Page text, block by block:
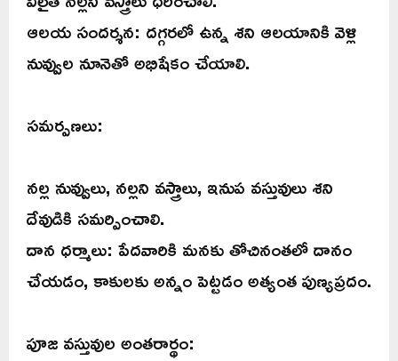
ఆలయ సందర్శన: దగ్గరలో ఉన్న శని ఆలయానికి వెళ్లి
నువ్వుల నూనెతో అభిషేకం చేయాలి.
సమర్పణలు:
నల్ల నువ్వులు, నల్లని వస్త్రాలు, ఇనుప వస్తువులు శని
దేవుడికి సమర్పించాలి.
దాన ధర్మాలు: పేదవారికి మనకు తోచినంతలో దానం
చేయడం, కాకులకు అన్నం పెట్టడం అత్యంత పుణ్యప్రదం.
పూజ వస్తువుల అంతరార్థం: